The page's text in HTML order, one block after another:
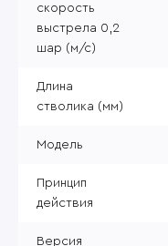
скорость
выстрела 0,2
шар (м/с)
Длина
стволика (мм)
Модель
Принцип
действия
Версия